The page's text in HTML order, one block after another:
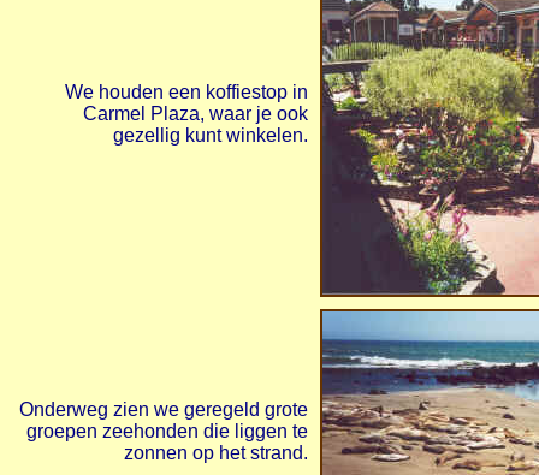
We houden een koffiestop in
Carmel Plaza, waar je ook
gezellig kunt winkelen.
Onderweg zien we geregeld grote
groepen zeehonden die liggen te
zonnen op het strand.